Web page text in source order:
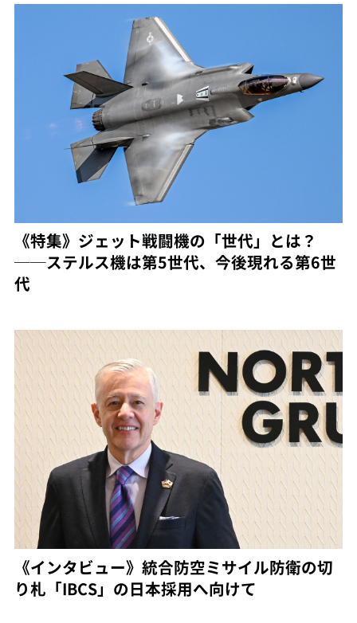
《特集》ジェット戦闘機の「世代」とは？
──ステルス機は第5世代、今後現れる第6世
代
《インタビュー》統合防空ミサイル防衛の切
り札「IBCS」の日本採用へ向けて